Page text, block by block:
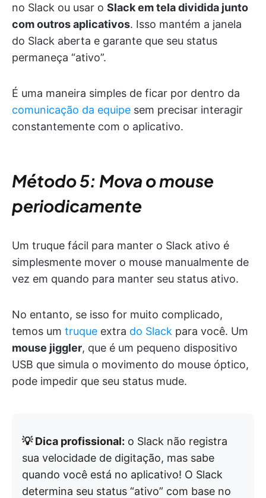
no Slack ou usar o Slack em tela dividida junto
com outros aplicativos. Isso mantém a janela
do Slack aberta e garante que seu status
permaneça “ativo”.
É uma maneira simples de ficar por dentro da
comunicação da equipe sem precisar interagir
constantemente com o aplicativo.
Método 5: Mova o mouse
periodicamente
Um truque fácil para manter o Slack ativo é
simplesmente mover o mouse manualmente de
vez em quando para manter seu status ativo.
No entanto, se isso for muito complicado,
temos um truque extra do Slack para você. Um
mouse jiggler, que é um pequeno dispositivo
USB que simula o movimento do mouse óptico,
pode impedir que seu status mude.
💡 Dica profissional: o Slack não registra
sua velocidade de digitação, mas sabe
quando você está no aplicativo! O Slack
determina seu status “ativo” com base no